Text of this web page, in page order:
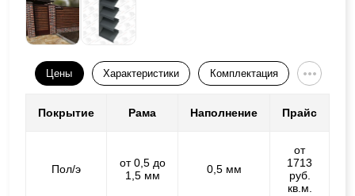
Цены Характеристики Комплектация
Покрытие Рама Наполнение Прайс
Пол/э
от 0,5 до
1,5 мм
0,5 мм
от
1713
руб.
кв.м.